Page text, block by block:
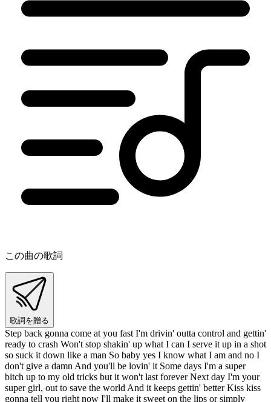
この曲の歌詞
歌詞を贈る
Step back gonna come at you fast I'm drivin' outta control and gettin'
ready to crash Won't stop shakin' up what I can I serve it up in a shot
so suck it down like a man So baby yes I know what I am and no I
don't give a damn And you'll be lovin' it Some days I'm a super
bitch up to my old tricks but it won't last forever Next day I'm your
super girl, out to save the world And it keeps gettin' better Kiss kiss
gonna tell you right now I'll make it sweet on the lips or simply